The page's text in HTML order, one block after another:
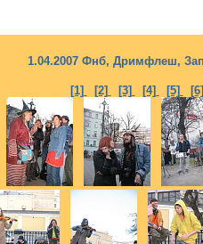
1.04.2007 Фнб, Дримфлеш,
[1] [2] [3] [4] [5]